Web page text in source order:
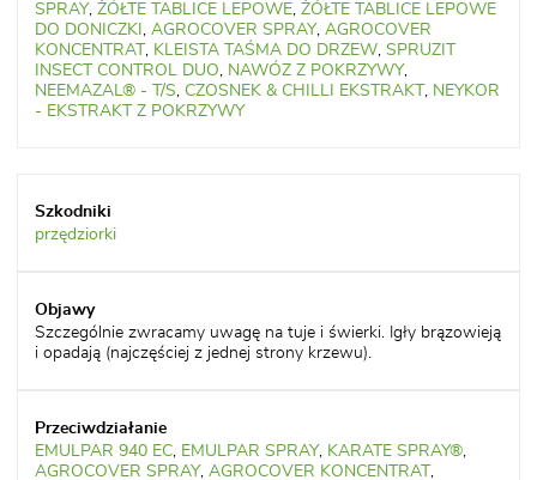
SPRAY, ŻÓŁTE TABLICE LEPOWE, ŻÓŁTE TABLICE LEPOWE
DO DONICZKI , AGROCOVER SPRAY, AGROCOVER
KONCENTRAT , KLEISTA TAŚMA DO DRZEW, SPRUZIT
INSECT CONTROL DUO, NAWÓZ Z POKRZYWY,
NEEMAZAL® - T/S, CZOSNEK & CHILLI EKSTRAKT , NEYKOR
- EKSTRAKT Z POKRZYWY
przędziorki
Szczególnie zwracamy uwagę na tuje i świerki. Igły brązowieją
i opadają (najczęściej z jednej strony krzewu).
EMULPAR 940 EC, EMULPAR SPRAY, KARATE SPRAY®,
AGROCOVER SPRAY, AGROCOVER KONCENTRAT ,